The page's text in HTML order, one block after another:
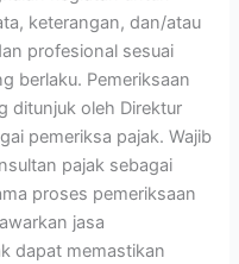
keterangan, dan/atau
profesional sesuai
berlaku. Pemeriksaan
ditunjuk oleh Direktur
pemeriksa pajak. Wajib
pajak sebagai
proses pemeriksaan
jasa
dapat memastikan